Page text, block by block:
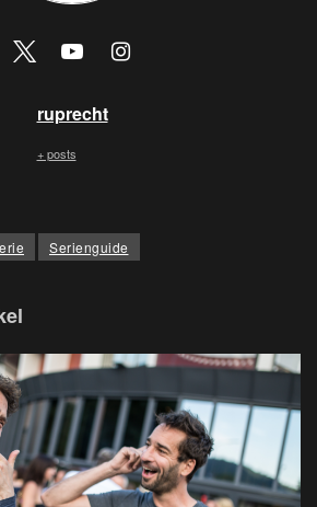
ruprecht
+ posts
Serienguide